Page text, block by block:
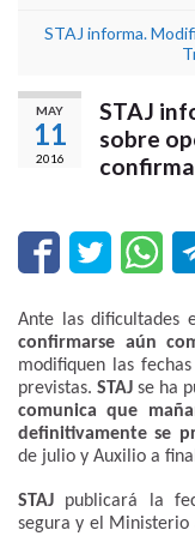
STAJ informa.
MAY
11
2016
STAJ
sobre
Ante las dificultades
confirmarse aún
modifiquen las
previstas. STAJ se ha
comunica que
definitivamente se
de julio y Auxilio a
STAJ publicará la
segura y el Ministerio